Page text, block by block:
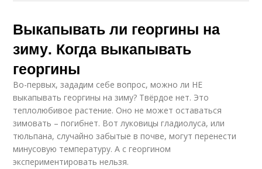
Выкапывать ли георгины на
зиму. Когда выкапывать
георгины
Во-первых, зададим себе вопрос, можно ли НЕ
выкапывать георгины на зиму? Твёрдое нет. Это
теплолюбивое растение. Оно не может оставаться
зимовать – погибнет. Вот луковицы гладиолуса, или
тюльпана, случайно забытые в почве, могут перенести
минусовую температуру. А с георгином
экспериментировать нельзя.